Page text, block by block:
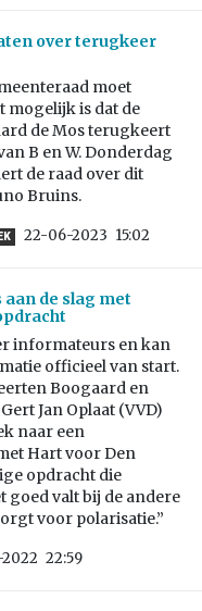
over terugkeer
moet
mogelijk is dat de
de Mos terugkeert
B en W. Donderdag
de raad over dit
Bruins.
22-06-2023 15:02
de slag met
informateurs en kan
officieel van start.
Boogaard en
Jan Oplaat (VVD)
naar een
Hart voor Den
opdracht die
goed valt bij de andere
voor polarisatie.”
2022 22:59